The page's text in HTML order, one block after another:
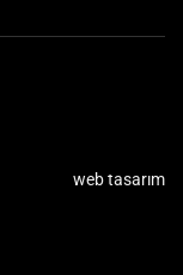
web tasarım